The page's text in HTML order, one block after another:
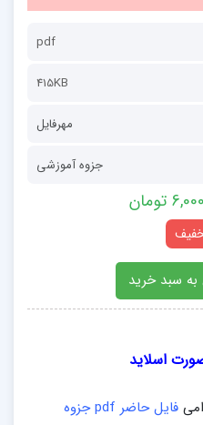
pdf
415KB
مهرفایل
جزوه آموزشی
6,000 تومان
به سبد خرید
اسلاید
فایل حاضر pdf جزوه